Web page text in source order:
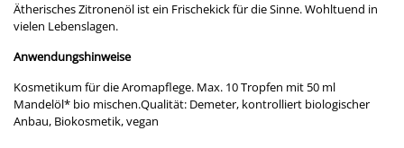
Ätherisches Zitronenöl ist ein Frischekick für die Sinne. Wohltuend in
vielen Lebenslagen.
Anwendungshinweise
Kosmetikum für die Aromapflege. Max. 10 Tropfen mit 50 ml
Mandelöl* bio mischen.Qualität: Demeter, kontrolliert biologischer
Anbau, Biokosmetik, vegan